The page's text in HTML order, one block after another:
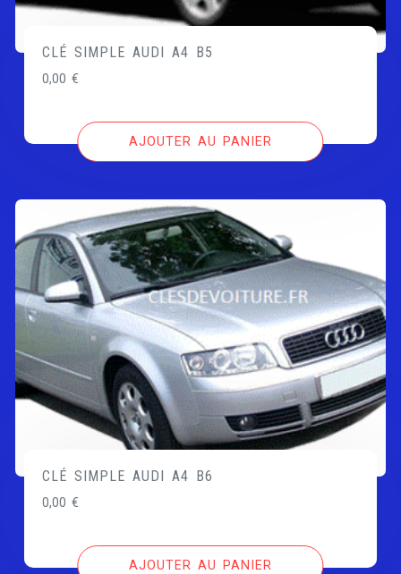
CLÉ SIMPLE AUDI A4 B5
0,00€
AJOUTER AU PANIER
CLÉ SIMPLE AUDI A4 B6
0,00€
AJOUTER AU PANIER